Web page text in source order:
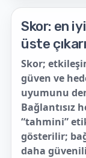
Skor: en
üste
Skor;
güven ve
uyumunu
Bağlantısız
“tahmini”
gösterilir;
daha